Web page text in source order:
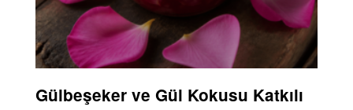
Gülbeşeker ve Gül Kokusu Katkılı